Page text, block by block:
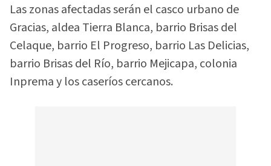
Las zonas afectadas serán el casco urbano de
Gracias, aldea Tierra Blanca, barrio Brisas del
Celaque, barrio El Progreso, barrio Las Delicias,
barrio Brisas del Río, barrio Mejicapa, colonia
Inprema y los caseríos cercanos.